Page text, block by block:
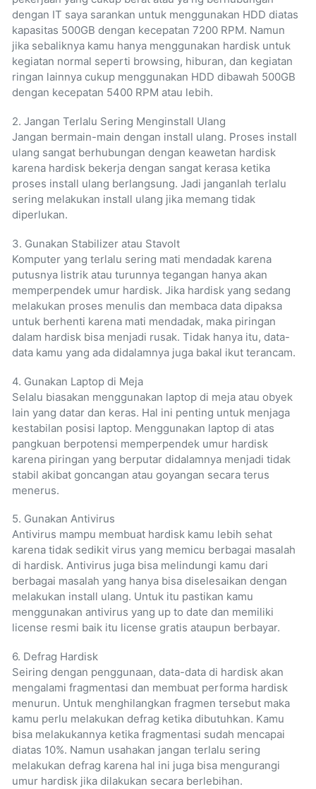
dengan IT saya sarankan untuk menggunakan HDD diatas
kapasitas 500GB dengan kecepatan 7200 RPM. Namun
jika sebaliknya kamu hanya menggunakan hardisk untuk
kegiatan normal seperti browsing, hiburan, dan kegiatan
ringan lainnya cukup menggunakan HDD dibawah 500GB
dengan kecepatan 5400 RPM atau lebih.
2. Jangan Terlalu Sering Menginstall Ulang
Jangan bermain-main dengan install ulang. Proses install
ulang sangat berhubungan dengan keawetan hardisk
karena hardisk bekerja dengan sangat kerasa ketika
proses install ulang berlangsung. Jadi janganlah terlalu
sering melakukan install ulang jika memang tidak
diperlukan.
3. Gunakan Stabilizer atau Stavolt
Komputer yang terlalu sering mati mendadak karena
putusnya listrik atau turunnya tegangan hanya akan
memperpendek umur hardisk. Jika hardisk yang sedang
melakukan proses menulis dan membaca data dipaksa
untuk berhenti karena mati mendadak, maka piringan
dalam hardisk bisa menjadi rusak. Tidak hanya itu, data-
data kamu yang ada didalamnya juga bakal ikut terancam.
4. Gunakan Laptop di Meja
Selalu biasakan menggunakan laptop di meja atau obyek
lain yang datar dan keras. Hal ini penting untuk menjaga
kestabilan posisi laptop. Menggunakan laptop di atas
pangkuan berpotensi memperpendek umur hardisk
karena piringan yang berputar didalamnya menjadi tidak
stabil akibat goncangan atau goyangan secara terus
menerus.
5. Gunakan Antivirus
Antivirus mampu membuat hardisk kamu lebih sehat
karena tidak sedikit virus yang memicu berbagai masalah
di hardisk. Antivirus juga bisa melindungi kamu dari
berbagai masalah yang hanya bisa diselesaikan dengan
melakukan install ulang. Untuk itu pastikan kamu
menggunakan antivirus yang up to date dan memiliki
license resmi baik itu license gratis ataupun berbayar.
6. Defrag Hardisk
Seiring dengan penggunaan, data-data di hardisk akan
mengalami fragmentasi dan membuat performa hardisk
menurun. Untuk menghilangkan fragmen tersebut maka
kamu perlu melakukan defrag ketika dibutuhkan. Kamu
bisa melakukannya ketika fragmentasi sudah mencapai
diatas 10%. Namun usahakan jangan terlalu sering
melakukan defrag karena hal ini juga bisa mengurangi
umur hardisk jika dilakukan secara berlebihan.